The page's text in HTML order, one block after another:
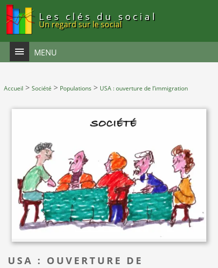
Les clés du social
Un regard sur le social
MENU
Accueil > Société > Populations > USA : ouverture de l’immigration
USA : OUVERTURE DE
Panneau de gestion des cookies